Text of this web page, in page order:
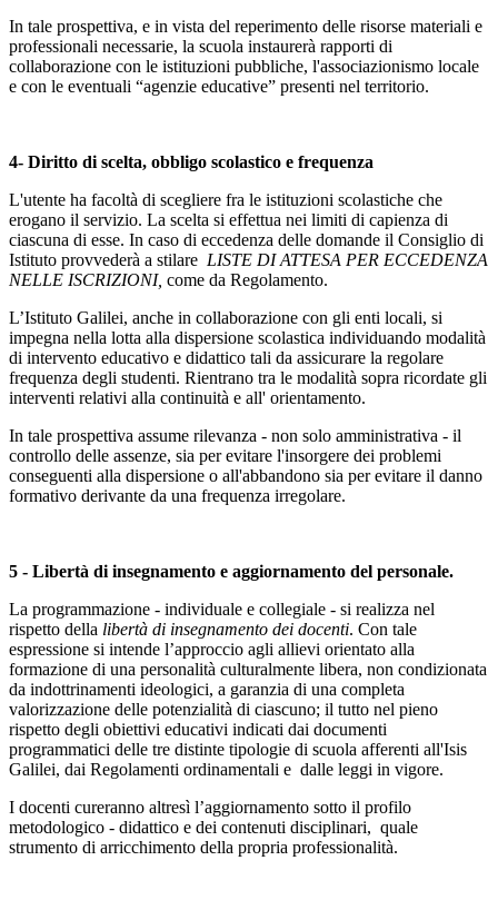
In tale prospettiva, e in vista del reperimento delle risorse materiali e
professionali necessarie, la scuola instaurerà rapporti di
collaborazione con le istituzioni pubbliche, l'associazionismo locale
e con le eventuali “agenzie educative” presenti nel territorio.
4- Diritto di scelta, obbligo scolastico e frequenza
L'utente ha facoltà di scegliere fra le istituzioni scolastiche che
erogano il servizio. La scelta si effettua nei limiti di capienza di
ciascuna di esse. In caso di eccedenza delle domande il Consiglio di
Istituto provvederà a stilare LISTE DI ATTESA PER ECCEDENZA
NELLE ISCRIZIONI, come da Regolamento.
L’Istituto Galilei, anche in collaborazione con gli enti locali, si
impegna nella lotta alla dispersione scolastica individuando modalità
di intervento educativo e didattico tali da assicurare la regolare
frequenza degli studenti. Rientrano tra le modalità sopra ricordate gli
interventi relativi alla continuità e all' orientamento.
In tale prospettiva assume rilevanza - non solo amministrativa - il
controllo delle assenze, sia per evitare l'insorgere dei problemi
conseguenti alla dispersione o all'abbandono sia per evitare il danno
formativo derivante da una frequenza irregolare.
5 - Libertà di insegnamento e aggiornamento del personale.
La programmazione - individuale e collegiale - si realizza nel
rispetto della libertà di insegnamento dei docenti. Con tale
espressione si intende l’approccio agli allievi orientato alla
formazione di una personalità culturalmente libera, non condizionata
da indottrinamenti ideologici, a garanzia di una completa
valorizzazione delle potenzialità di ciascuno; il tutto nel pieno
rispetto degli obiettivi educativi indicati dai documenti
programmatici delle tre distinte tipologie di scuola afferenti all'Isis
Galilei, dai Regolamenti ordinamentali e dalle leggi in vigore.
I docenti cureranno altresì l’aggiornamento sotto il profilo
metodologico - didattico e dei contenuti disciplinari, quale
strumento di arricchimento della propria professionalità.